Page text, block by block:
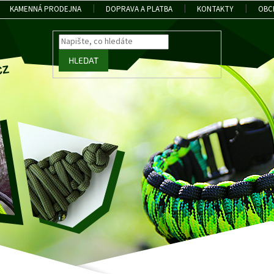
KAMENNÁ PRODEJNA DOPRAVA A PLATBA KONTAKTY
HLEDAT